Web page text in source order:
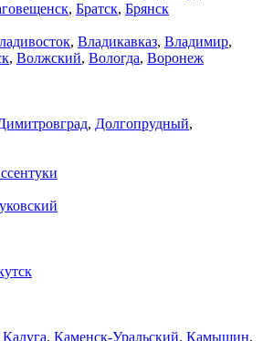
, Братск, Брянск
, Владикавказ, Владимир,
, Волжский, Вологда, Воронеж
, Долгопрудный,
Калуга, Каменск-Уральский, Камышин,